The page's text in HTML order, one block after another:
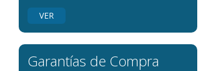
banderas para grupos musicales
Banderas para niños
Banderas para fiestas
VER
Garantías de Compra